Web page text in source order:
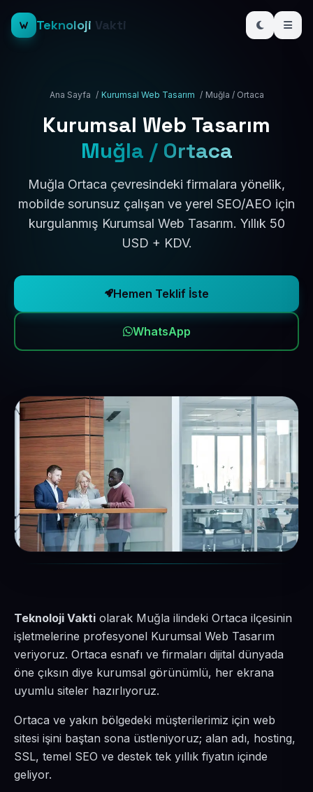
Teknoloji Vakti
Ana Sayfa / Kurumsal Web Tasarım / Muğla / Ortaca
Kurumsal Web Tasarım
Muğla / Ortaca
Muğla Ortaca çevresindeki firmalara yönelik,
mobilde sorunsuz çalışan ve yerel SEO/AEO için
kurgulanmış Kurumsal Web Tasarım. Yıllık 50
USD + KDV.
Hemen Teklif İste
WhatsApp
Teknoloji Vakti olarak Muğla ilindeki Ortaca ilçesinin
işletmelerine profesyonel Kurumsal Web Tasarım
veriyoruz. Ortaca esnafı ve firmaları dijital dünyada
öne çıksın diye kurumsal görünümlü, her ekrana
uyumlu siteler hazırlıyoruz.
Ortaca ve yakın bölgedeki müşterilerimiz için web
sitesi işini baştan sona üstleniyoruz; alan adı, hosting,
SSL, temel SEO ve destek tek yıllık fiyatın içinde
geliyor.